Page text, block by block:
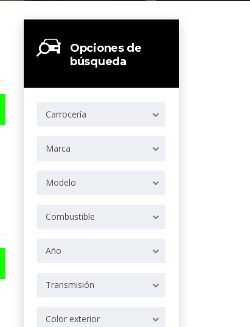
Opciones de
búsqueda
Carrocería
Marca
Modelo
Combustible
Año
Transmisión
Color exterior